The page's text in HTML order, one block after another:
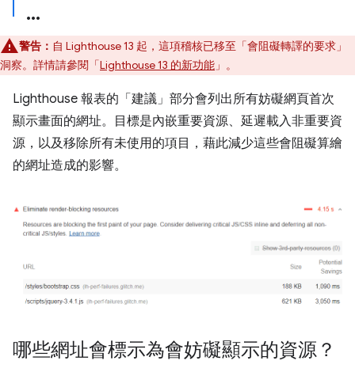
警告： 自 Lighthouse 13 起，這項稽核已移至「會阻礙轉譯的要求」
洞察。詳情請參閱「Lighthouse 13 的新功能 」。
Lighthouse 報表的「建議」部分會列出所有妨礙網頁首次
顯示畫面的網址。目標是內嵌重要資源、延遲載入非重要資
源，以及移除所有未使用的項目，藉此減少這些會阻礙算繪
的網址造成的影響。
哪些網址會標示為會妨礙顯示的資源？